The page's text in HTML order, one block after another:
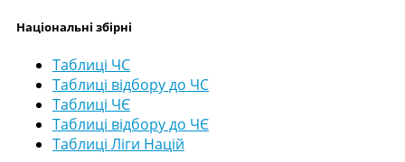
Національні збірні
Таблиці ЧС
Таблиці відбору до ЧС
Таблиці ЧЄ
Таблиці відбору до ЧЄ
Таблиці Ліги Націй